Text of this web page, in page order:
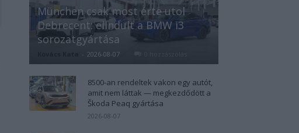
München csak most érte utol
Debrecent: elindult a BMW i3
sorozatgyártása
- 2026-08-07
8500-an rendeltek vakon egy autót,
amit nem láttak — megkezdődött a
Škoda Peaq gyártása
2026-08-07